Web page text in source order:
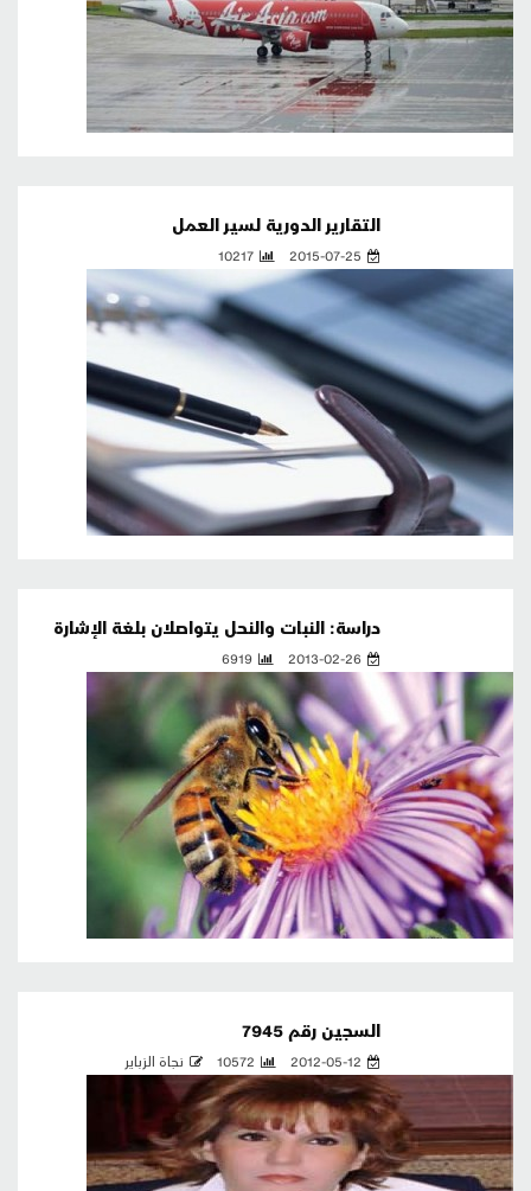
التقارير الدورية لسير العمل
2015-07-25
10217
دراسة: النبات والنحل يتواصلان بلغة الإشارة
2013-02-26
6919
السجين رقم 7945
2012-05-12
10572 نجاة الزباير